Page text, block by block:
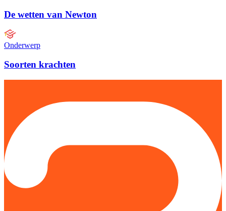
De wetten van Newton
Onderwerp
Soorten krachten